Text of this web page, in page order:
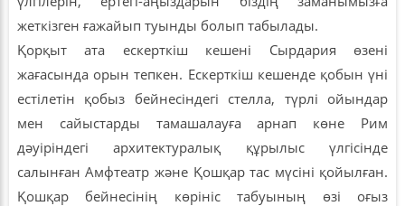
жеткізген ғажайып туынды болып табылады.
Қорқыт ата ескерткіш кешені Сырдария өзені
жағасында орын тепкен. Ескерткіш кешенде қобын үні
естілетін қобыз бейнесіндегі стелла, түрлі ойындар
мен сайыстарды тамашалауға арнап көне Рим
дәуіріндегі архитектуралық құрылыс үлгісінде
салынған Амфтеатр және Қошқар тас мүсіні қойылған.
Қошқар бейнесінің көрініс табуының өзі оғыз